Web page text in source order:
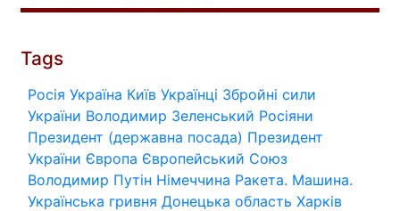
Tags
Росія Україна Київ Українці Збройні сили
України Володимир Зеленський Росіяни
Президент (державна посада) Президент
України Європа Європейський Союз
Володимир Путін Німеччина Ракета. Машина.
Українська гривня Донецька область Харків